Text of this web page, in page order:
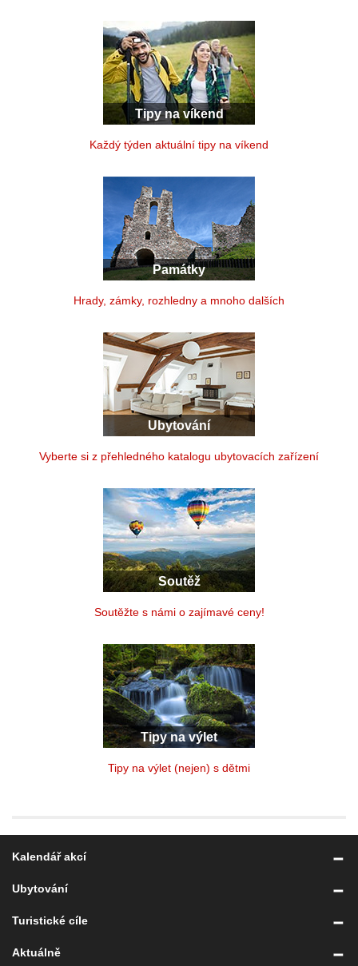
Tipy na víkend
Každý týden aktuální tipy na víkend
Památky
Hrady, zámky, rozhledny a mnoho dalších
Ubytování
Vyberte si z přehledného katalogu ubytovacích zařízení
Soutěž
Soutěžte s námi o zajímavé ceny!
Tipy na výlet
Tipy na výlet (nejen) s dětmi
Kalendář akcí
Ubytování
Turistické cíle
Aktuálně